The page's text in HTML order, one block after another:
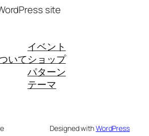
site
いて
イベント
ショップ
パターン
テーマ
Designed withWordPress